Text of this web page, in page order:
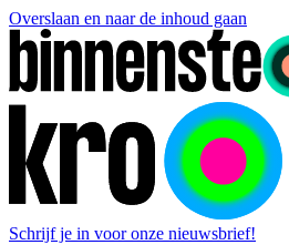
Overslaan en naar de inhoud gaan
Schrijf je in voor onze nieuwsbrief!